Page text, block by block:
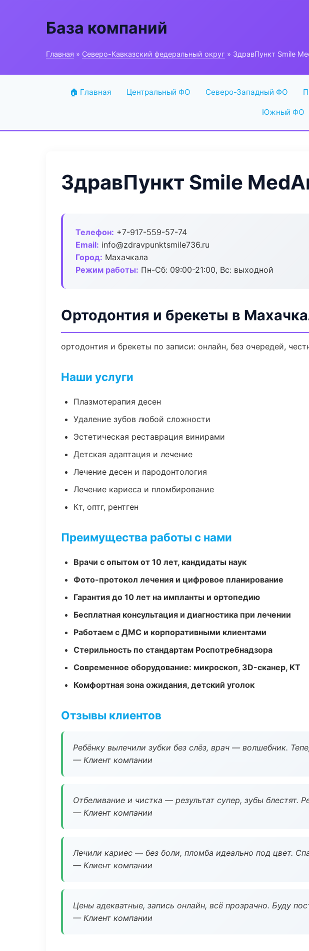
База компаний
Главная » Северо-Кавказский федеральный округ » ЗдравПункт Smile
🏠 Главная Центральный ФО Северо-Западный ФО
Южный ФО
ЗдравПункт Smile
Телефон: +7-917-559-57-74
Email: info@zdravpunktsmile736.ru
Город: Махачкала
Режим работы: Пн-Сб: 09:00-21:00, Вс: выходной
Ортодонтия и брекеты в
ортодонтия и брекеты по записи: онлайн, без очередей,
Наши услуги
Плазмотерапия десен
Удаление зубов любой сложности
Эстетическая реставрация винирами
Детская адаптация и лечение
Лечение десен и пародонтология
Лечение кариеса и пломбирование
Кт, оптг, рентген
Преимущества работы с нами
Врачи с опытом от 10 лет, кандидаты наук
Фото-протокол лечения и цифровое планирование
Гарантия до 10 лет на импланты и ортопедию
Бесплатная консультация и диагностика при лечении
Работаем с ДМС и корпоративными клиентами
Стерильность по стандартам Роспотребнадзора
Современное оборудование: микроскоп, 3D-сканер, КТ
Комфортная зона ожидания, детский уголок
Отзывы клиентов
Ребёнку вылечили зубки без слёз, врач — волшебник.
— Клиент компании
Отбеливание и чистка — результат супер, зубы блестят.
— Клиент компании
Лечили кариес — без боли, пломба идеально под цвет.
— Клиент компании
Цены адекватные, запись онлайн, всё прозрачно. Буду
— Клиент компании